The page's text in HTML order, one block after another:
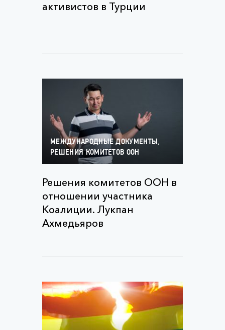
активистов в Турции
МЕЖДУНАРОДНЫЕ ДОКУМЕНТЫ ,
РЕШЕНИЯ КОМИТЕТОВ ООН
Решения комитетов ООН в
отношении участника
Коалиции. Лукпан
Ахмедьяров